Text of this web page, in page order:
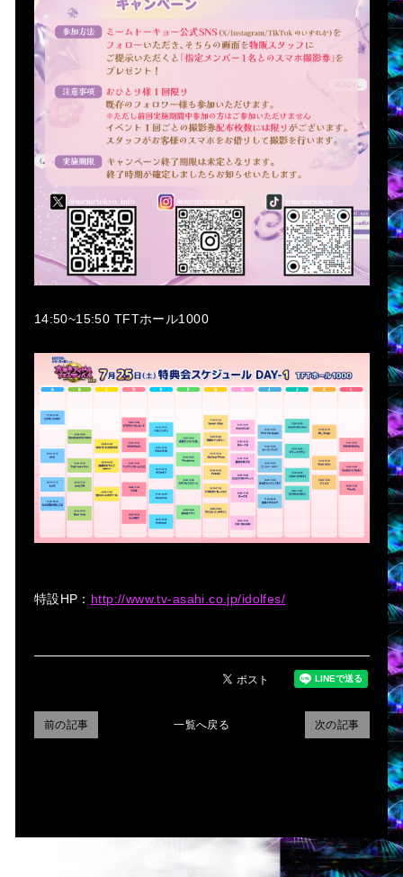
14:50~15:50 TFTホール1000
特設HP： http://www.tv-asahi.co.jp/idolfes/
次の記事
一覧へ戻る
前の記事